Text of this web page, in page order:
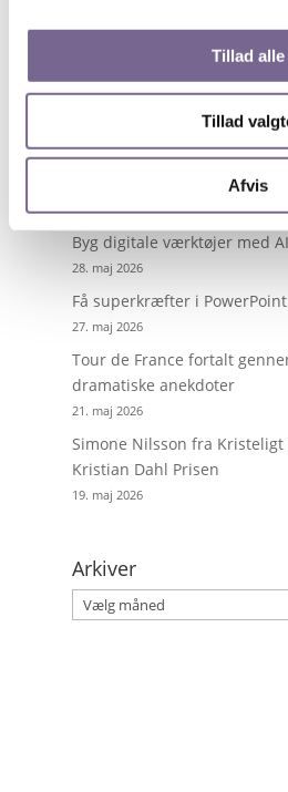
Tillad alle
Tillad
Afvis
Nyheder på de unges
13. juli 2026
Byg digitale værktøjer med
28. maj 2026
Få superkræfter i PowerPoint
27. maj 2026
Tour de France fortalt
dramatiske anekdoter
21. maj 2026
Simone Nilsson fra
Kristian Dahl Prisen
19. maj 2026
Arkiver
Arkiver